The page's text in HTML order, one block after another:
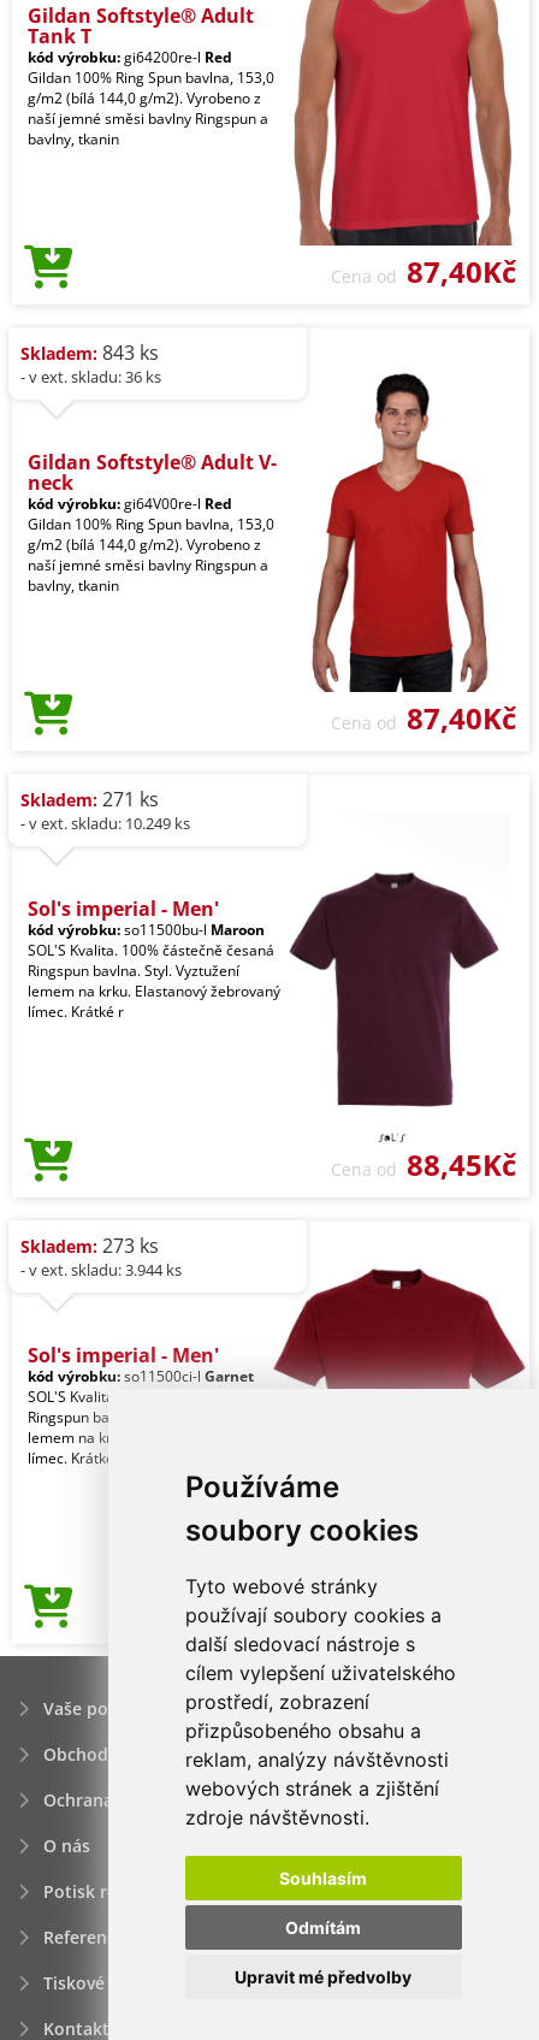
Používáme
soubory cookies
Tyto webové stránky
používají soubory cookies a
další sledovací nástroje s
cílem vylepšení uživatelského
prostředí, zobrazení
přizpůsobeného obsahu a
reklam, analýzy návštěvnosti
webových stránek a zjištění
zdroje návštěvnosti.
Souhlasím
Odmítám
Upravit mé předvolby
Gildan Softstyle® Adult
Tank T
kód výrobku:gi64200re-l Red
Gildan 100% Ring Spun bavlna, 153,0
g/m2 (bílá 144,0 g/m2). Vyrobeno z
naší jemné směsi bavlny Ringspun a
bavlny, tkanin
Cena od 87,40Kč
Skladem: 843 ks
- v ext. skladu: 36 ks
Gildan Softstyle® Adult V-
neck
kód výrobku:gi64V00re-l Red
Gildan 100% Ring Spun bavlna, 153,0
g/m2 (bílá 144,0 g/m2). Vyrobeno z
naší jemné směsi bavlny Ringspun a
bavlny, tkanin
Cena od 87,40Kč
Skladem: 271 ks
- v ext. skladu: 10.249 ks
Sol's imperial - Men'
kód výrobku:so11500bu-l Maroon
SOL'S Kvalita. 100% částečně česaná
Ringspun bavlna. Styl. Vyztužení
lemem na krku. Elastanový žebrovaný
límec. Krátké r
Cena od 88,45Kč
Skladem: 273 ks
- v ext. skladu: 3.944 ks
Sol's imperial - Men'
kód výrobku:so11500ci-l Garnet
SOL'S Kvalita. 100% částečně česaná
Ringspun bavlna. Styl. Vyztužení
lemem na krku. Elastanový žebrovaný
límec. Krátké r
Cena od88,45Kč
Vaše poptávka
Obchodní podmínky
Ochrana osobních údajú
O nás
Potisk reklamních předmětů
Reference
Tiskové zprávy
Kontakt